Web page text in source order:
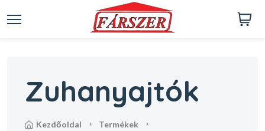
Zuhanyajtók
kezdőoldal
termékek